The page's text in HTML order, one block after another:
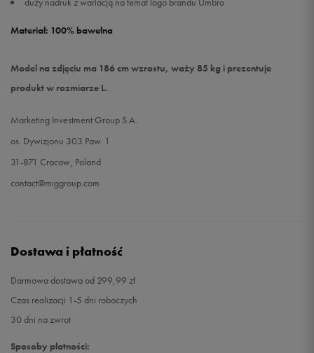
Materiał: 100% bawełna
Model na zdjęciu ma 186 cm wzrostu, waży 85 kg i prezentuje
produkt w rozmiarze L.
Marketing Investment Group S.A.
os. Dywizjonu 303 Paw. 1
31-871 Cracow, Poland
contact@miggroup.com
Dostawa i płatność
Darmowa dostawa od 299,99 zł
Czas realizacji 1-5 dni roboczych
30 dni na zwrot
Sposoby płatności: